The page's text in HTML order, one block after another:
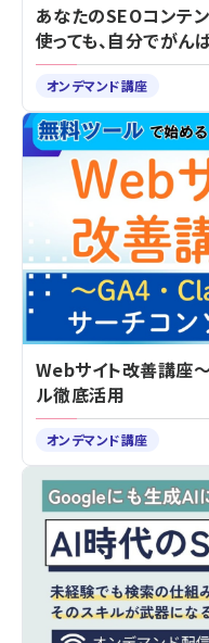
あなたのSEOコンテ
使っても、自分でがん
オンデマンド講座
Webサイト改善講座
ル徹底活用
オンデマンド講座